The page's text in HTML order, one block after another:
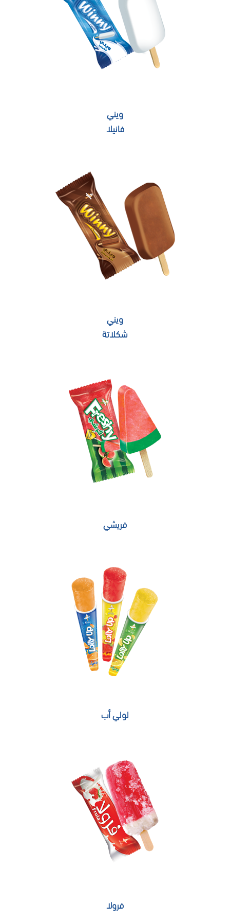
ويني
فانيلا
ويني
شكلاتة
فريشي
لولي أب
فرولا